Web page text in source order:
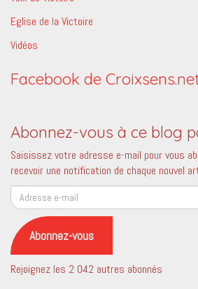
Eglise de la Victoire
Vidéos
Facebook de
Abonnez-vous à ce blog
Saisissez votre adresse e-mail pour vous
recevoir une notification de chaque nouvel
Adresse
e-
mail
Abonnez-vous
Rejoignez les 2 042 autres abonnés